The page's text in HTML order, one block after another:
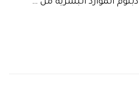
الموارد البشرية من …